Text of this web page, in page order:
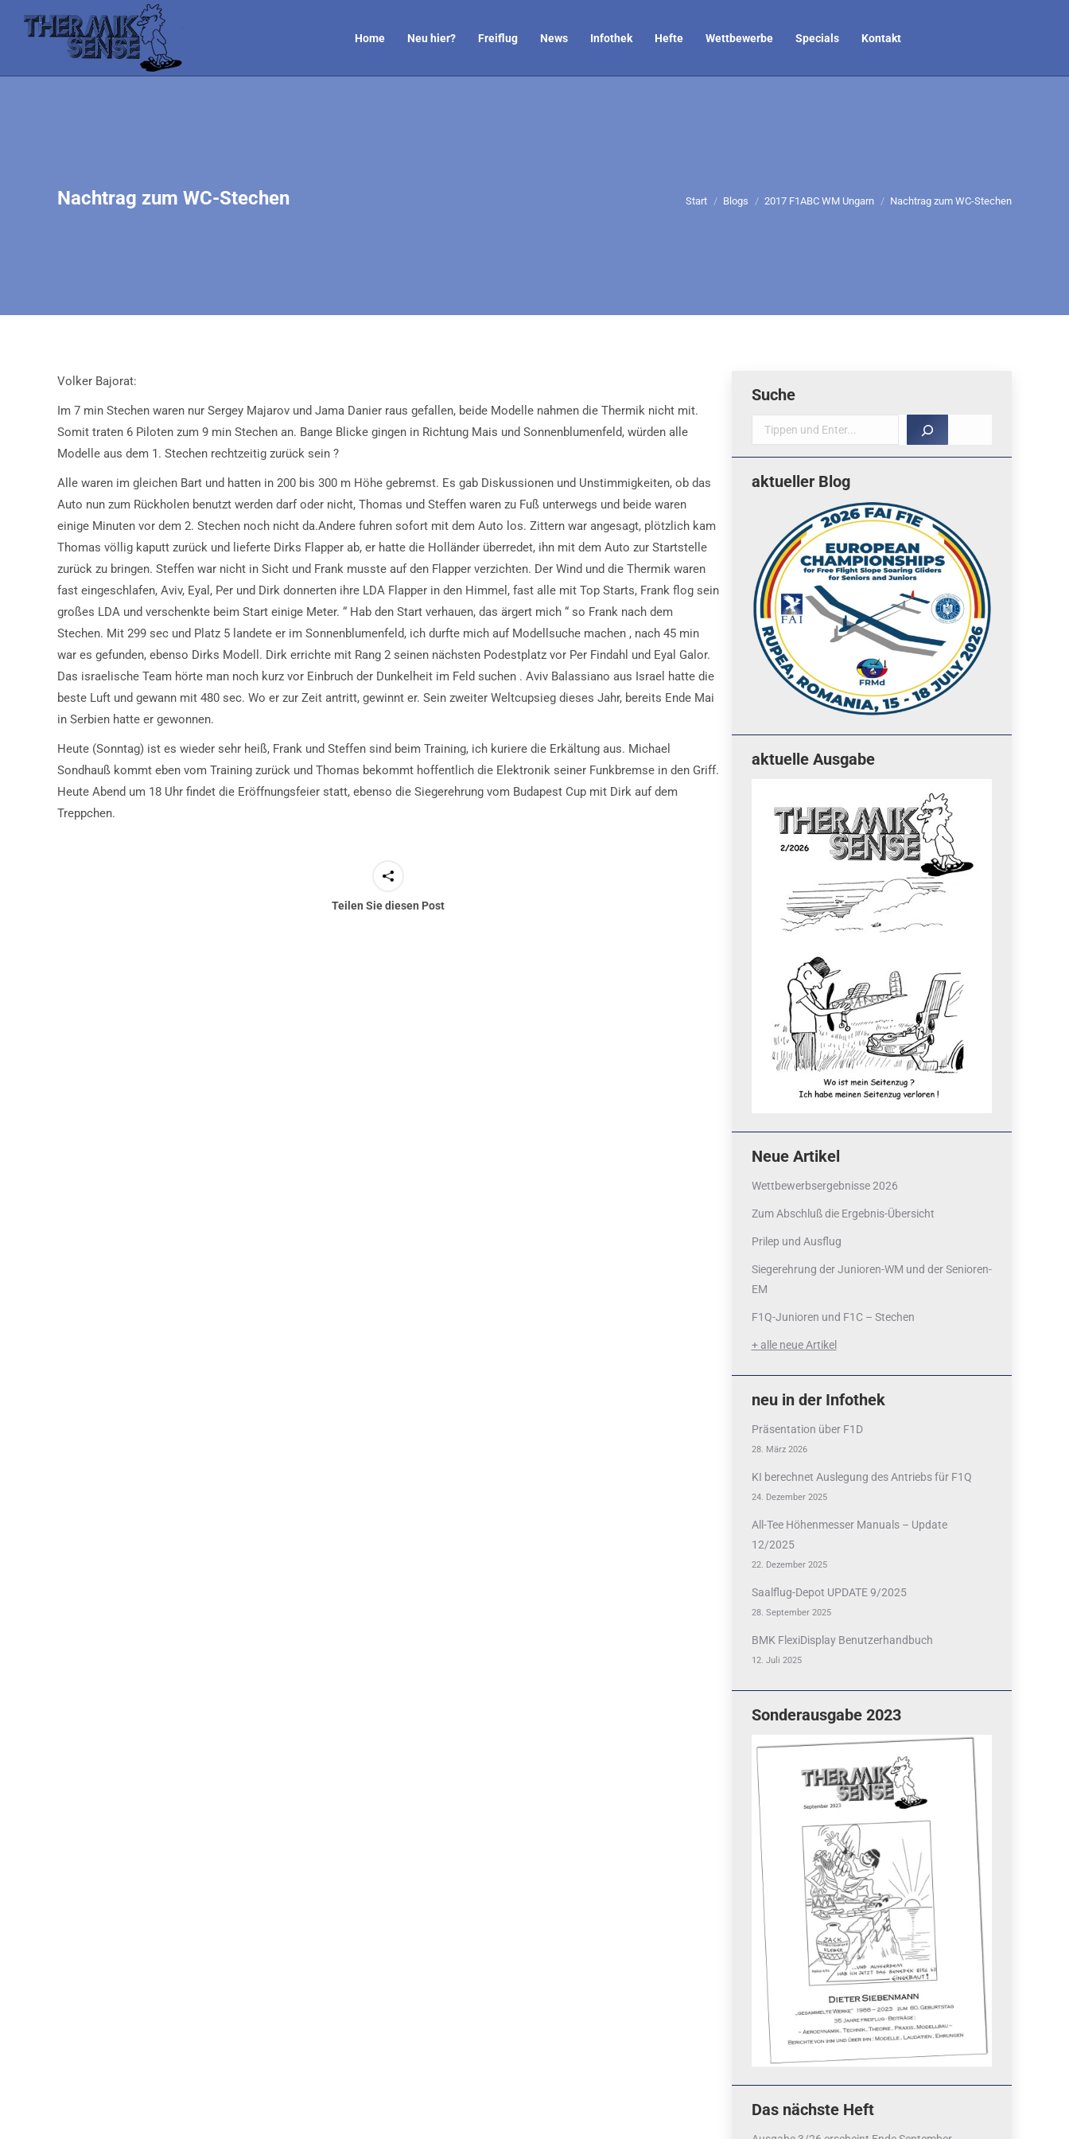
Home Neu hier? Freiflug News Infothek Hefte Wettbewerbe Specials Kontakt
Nachtrag zum WC-Stechen Sie befinden sich hier:
Start Blogs 2017 F1ABC WM Ungarn Nachtrag zum WC-Stechen
Volker Bajorat:
Im 7 min Stechen waren nur Sergey Majarov und Jama Danier raus gefallen, beide Modelle nahmen die Thermik nicht mit.
Somit traten 6 Piloten zum 9 min Stechen an. Bange Blicke gingen in Richtung Mais und Sonnenblumenfeld, würden alle
Modelle aus dem 1. Stechen rechtzeitig zurück sein ?
Alle waren im gleichen Bart und hatten in 200 bis 300 m Höhe gebremst. Es gab Diskussionen und Unstimmigkeiten, ob das
Auto nun zum Rückholen benutzt werden darf oder nicht, Thomas und Steffen waren zu Fuß unterwegs und beide waren
einige Minuten vor dem 2. Stechen noch nicht da.Andere fuhren sofort mit dem Auto los. Zittern war angesagt, plötzlich kam
Thomas völlig kaputt zurück und lieferte Dirks Flapper ab, er hatte die Holländer überredet, ihn mit dem Auto zur Startstelle
zurück zu bringen. Steffen war nicht in Sicht und Frank musste auf den Flapper verzichten. Der Wind und die Thermik waren
fast eingeschlafen, Aviv, Eyal, Per und Dirk donnerten ihre LDA Flapper in den Himmel, fast alle mit Top Starts, Frank flog sein
großes LDA und verschenkte beim Start einige Meter. “ Hab den Start verhauen, das ärgert mich “ so Frank nach dem
Stechen. Mit 299 sec und Platz 5 landete er im Sonnenblumenfeld, ich durfte mich auf Modellsuche machen , nach 45 min
war es gefunden, ebenso Dirks Modell. Dirk errichte mit Rang 2 seinen nächsten Podestplatz vor Per Findahl und Eyal Galor.
Das israelische Team hörte man noch kurz vor Einbruch der Dunkelheit im Feld suchen . Aviv Balassiano aus Israel hatte die
beste Luft und gewann mit 480 sec. Wo er zur Zeit antritt, gewinnt er. Sein zweiter Weltcupsieg dieses Jahr, bereits Ende Mai
in Serbien hatte er gewonnen.
Heute (Sonntag) ist es wieder sehr heiß, Frank und Steffen sind beim Training, ich kuriere die Erkältung aus. Michael
Sondhauß kommt eben vom Training zurück und Thomas bekommt hoffentlich die Elektronik seiner Funkbremse in den Griff.
Heute Abend um 18 Uhr findet die Eröffnungsfeier statt, ebenso die Siegerehrung vom Budapest Cup mit Dirk auf dem
Treppchen.
Teilen Sie diesen Post
Suche
Suche
aktueller Blog
aktuelle Ausgabe
Neue Artikel
Wettbewerbsergebnisse 2026
Zum Abschluß die Ergebnis-Übersicht
Prilep und Ausflug
Siegerehrung der Junioren-WM und der Senioren-
EM
F1Q-Junioren und F1C – Stechen
+ alle neue Artikel
neu in der Infothek
Präsentation über F1D
28. März 2026
KI berechnet Auslegung des Antriebs für F1Q
24. Dezember 2025
All-Tee Höhenmesser Manuals – Update
12/2025
22. Dezember 2025
Saalflug-Depot UPDATE 9/2025
28. September 2025
BMK FlexiDisplay Benutzerhandbuch
12. Juli 2025
Sonderausgabe 2023
Das nächste Heft
Instagram
Quicklinks
News
Termine
Ergebnisse
bezahlen mit / pay by
PayPal
Datenschutzerklärung
Cookie-Richtlinie (EU)